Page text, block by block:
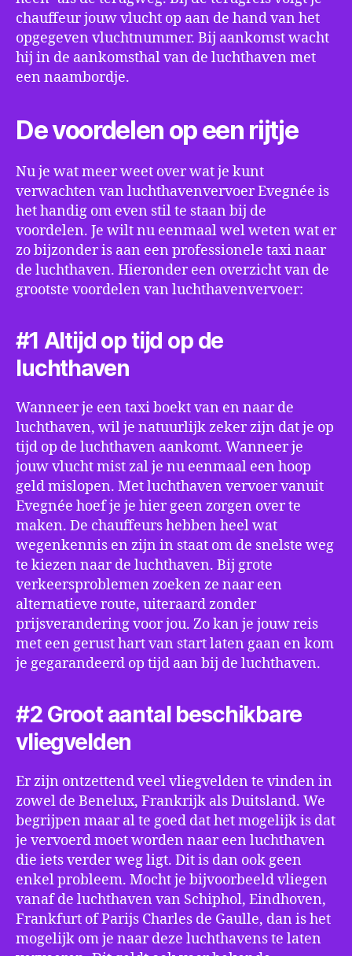
chauffeur jouw vlucht op aan de hand van het
opgegeven vluchtnummer. Bij aankomst wacht
hij in de aankomsthal van de luchthaven met
een naambordje.
De voordelen op een rijtje
Nu je wat meer weet over wat je kunt
verwachten van luchthavenvervoer Evegnée is
het handig om even stil te staan bij de
voordelen. Je wilt nu eenmaal wel weten wat er
zo bijzonder is aan een professionele taxi naar
de luchthaven. Hieronder een overzicht van de
grootste voordelen van luchthavenvervoer:
#1 Altijd op tijd op de
luchthaven
Wanneer je een taxi boekt van en naar de
luchthaven, wil je natuurlijk zeker zijn dat je op
tijd op de luchthaven aankomt. Wanneer je
jouw vlucht mist zal je nu eenmaal een hoop
geld mislopen. Met luchthaven vervoer vanuit
Evegnée hoef je je hier geen zorgen over te
maken. De chauffeurs hebben heel wat
wegenkennis en zijn in staat om de snelste weg
te kiezen naar de luchthaven. Bij grote
verkeersproblemen zoeken ze naar een
alternatieve route, uiteraard zonder
prijsverandering voor jou. Zo kan je jouw reis
met een gerust hart van start laten gaan en kom
je gegarandeerd op tijd aan bij de luchthaven.
#2 Groot aantal beschikbare
vliegvelden
Er zijn ontzettend veel vliegvelden te vinden in
zowel de Benelux, Frankrijk als Duitsland. We
begrijpen maar al te goed dat het mogelijk is dat
je vervoerd moet worden naar een luchthaven
die iets verder weg ligt. Dit is dan ook geen
enkel probleem. Mocht je bijvoorbeeld vliegen
vanaf de luchthaven van Schiphol, Eindhoven,
Frankfurt of Parijs Charles de Gaulle, dan is het
mogelijk om je naar deze luchthavens te laten